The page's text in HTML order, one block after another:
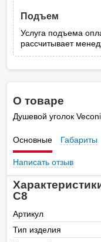
Подъем
Услуга подъема
рассчитывает
О товаре
Душевой уголок
Основные Габариты
Написать отзыв
C8
Артикул
Тип изделия